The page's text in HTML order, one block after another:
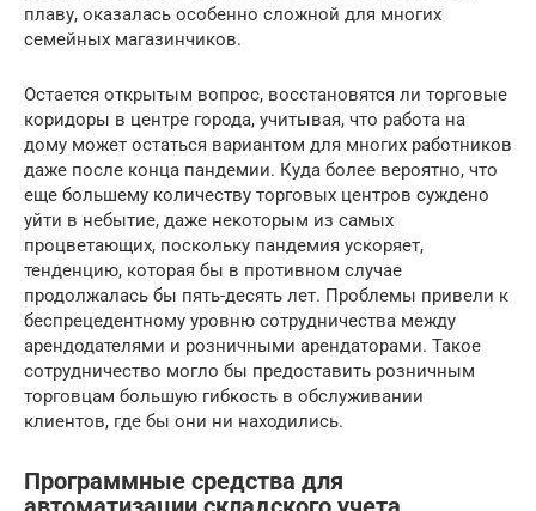
плаву, оказалась особенно сложной для многих
семейных магазинчиков.
Остается открытым вопрос, восстановятся ли торговые
коридоры в центре города, учитывая, что работа на
дому может остаться вариантом для многих работников
даже после конца пандемии. Куда более вероятно, что
еще большему количеству торговых центров суждено
уйти в небытие, даже некоторым из самых
процветающих, поскольку пандемия ускоряет,
тенденцию, которая бы в противном случае
продолжалась бы пять-десять лет. Проблемы привели к
беспрецедентному уровню сотрудничества между
арендодателями и розничными арендаторами. Такое
сотрудничество могло бы предоставить розничным
торговцам большую гибкость в обслуживании
клиентов, где бы они ни находились.
Программные средства для